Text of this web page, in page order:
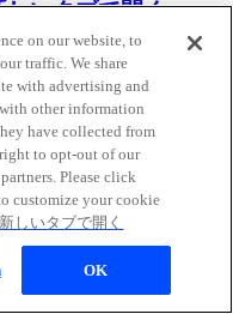
しいタブで開く
しいタブで開く
on our website, to
traffic. We share
with advertising and
other information
have collected from
to opt-out of our
Please click
customize your cookie
新しいタブで開く
OK